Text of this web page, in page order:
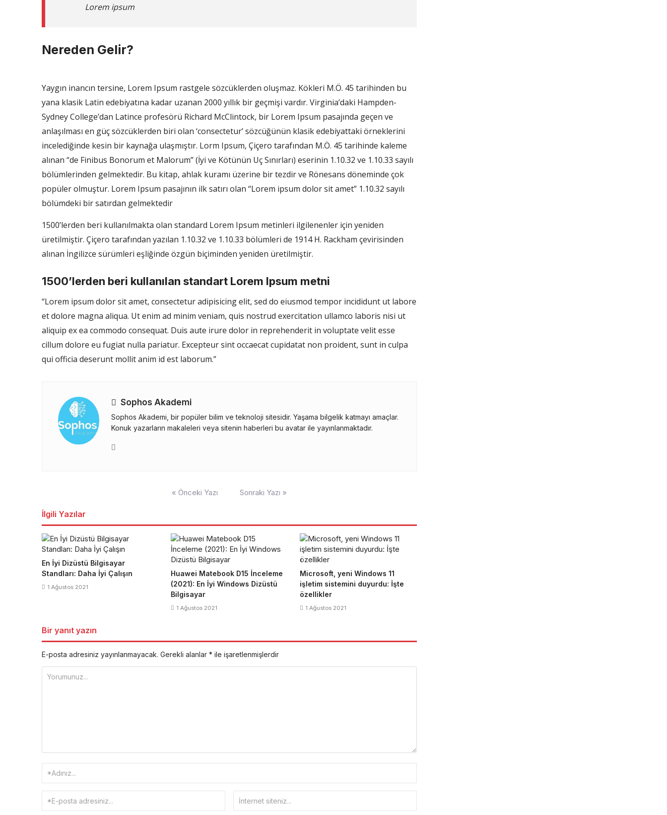
Lorem ipsum
Nereden Gelir?
Yaygın inancın tersine, Lorem Ipsum rastgele sözcüklerden oluşmaz. Kökleri M.Ö. 45 tarihinden bu
yana klasik Latin edebiyatına kadar uzanan 2000 yıllık bir geçmişi vardır. Virginia’daki Hampden-
Sydney College’dan Latince profesörü Richard McClintock, bir Lorem Ipsum pasajında geçen ve
anlaşılması en güç sözcüklerden biri olan ‘consectetur’ sözcüğünün klasik edebiyattaki örneklerini
incelediğinde kesin bir kaynağa ulaşmıştır. Lorm Ipsum, Çiçero tarafından M.Ö. 45 tarihinde kaleme
alınan “de Finibus Bonorum et Malorum” (İyi ve Kötünün Uç Sınırları) eserinin 1.10.32 ve 1.10.33 sayılı
bölümlerinden gelmektedir. Bu kitap, ahlak kuramı üzerine bir tezdir ve Rönesans döneminde çok
popüler olmuştur. Lorem Ipsum pasajının ilk satırı olan “Lorem ipsum dolor sit amet” 1.10.32 sayılı
bölümdeki bir satırdan gelmektedir
1500’lerden beri kullanılmakta olan standard Lorem Ipsum metinleri ilgilenenler için yeniden
üretilmiştir. Çiçero tarafından yazılan 1.10.32 ve 1.10.33 bölümleri de 1914 H. Rackham çevirisinden
alınan İngilizce sürümleri eşliğinde özgün biçiminden yeniden üretilmiştir.
1500’lerden beri kullanılan standart Lorem Ipsum metni
“Lorem ipsum dolor sit amet, consectetur adipisicing elit, sed do eiusmod tempor incididunt ut labore
et dolore magna aliqua. Ut enim ad minim veniam, quis nostrud exercitation ullamco laboris nisi ut
aliquip ex ea commodo consequat. Duis aute irure dolor in reprehenderit in voluptate velit esse
cillum dolore eu fugiat nulla pariatur. Excepteur sint occaecat cupidatat non proident, sunt in culpa
qui officia deserunt mollit anim id est laborum.”
Sophos Akademi
Sophos Akademi, bir popüler bilim ve teknoloji sitesidir. Yaşama bilgelik katmayı amaçlar.
Konuk yazarların makaleleri veya sitenin haberleri bu avatar ile yayınlanmaktadır.
« Önceki Yazı Sonraki Yazı »
İlgili Yazılar
En İyi Dizüstü Bilgisayar
Standları: Daha İyi Çalışın
1 Ağustos 2021
Huawei Matebook D15 İnceleme
(2021): En İyi Windows Dizüstü
Bilgisayar
1 Ağustos 2021
Microsoft, yeni Windows 11
işletim sistemini duyurdu: İşte
özellikler
1 Ağustos 2021
Bir yanıt yazın
E-posta adresiniz yayınlanmayacak. Gerekli alanlar * ile işaretlenmişlerdir